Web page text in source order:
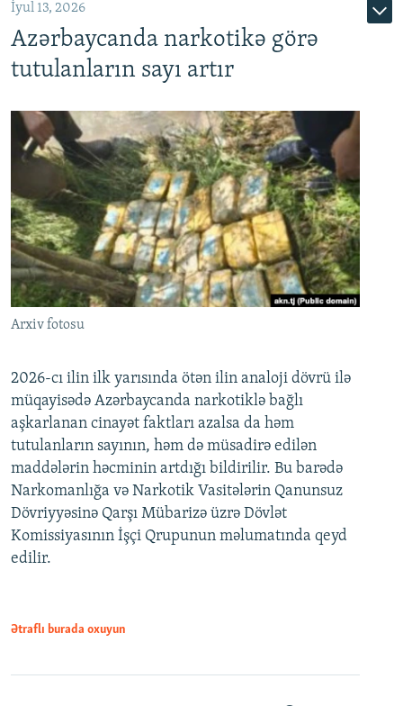
İyul 13, 2026
Azərbaycanda narkotikə görə
tutulanların sayı artır
Arxiv fotosu
2026-cı ilin ilk yarısında ötən ilin analoji dövrü ilə
müqayisədə Azərbaycanda narkotiklə bağlı
aşkarlanan cinayət faktları azalsa da həm
tutulanların sayının, həm də müsadirə edilən
maddələrin həcminin artdığı bildirilir. Bu barədə
Narkomanlığa və Narkotik Vasitələrin Qanunsuz
Dövriyyəsinə Qarşı Mübarizə üzrə Dövlət
Komissiyasının İşçi Qrupunun məlumatında qeyd
edilir.
Ətraflı burada oxuyun